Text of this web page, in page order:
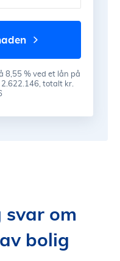
8,55 % ved et lån på
2.622.146, totalt kr.
svar om
bolig